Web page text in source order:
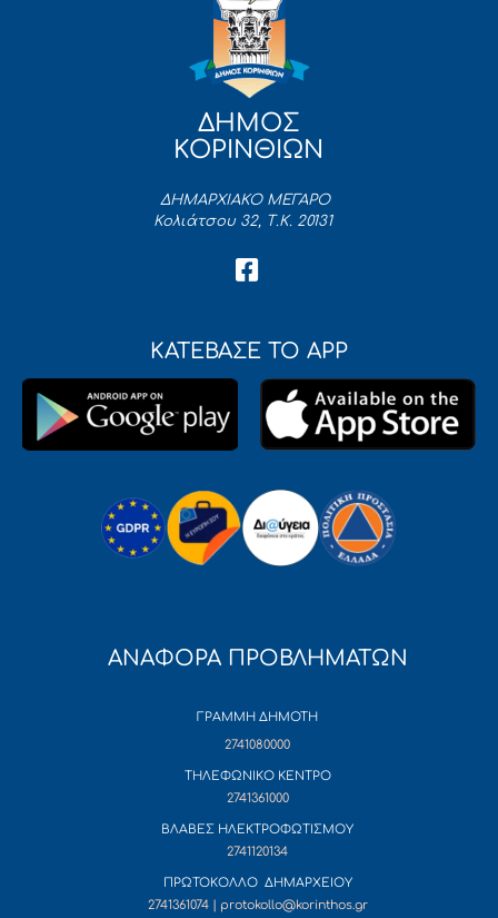
ΔΗΜΟΣ
ΚΟΡΙΝΘΙΩΝ
ΔΗΜΑΡΧΙΑΚΟ ΜΕΓΑΡΟ
Κολιάτσου 32, Τ.Κ. 20131
ΚΑΤΕΒΑΣΕ ΤΟ APP
ΑΝΑΦΟΡΑ ΠΡΟΒΛΗΜΑΤΩΝ
ΓΡΑΜΜΗ ΔΗΜΟΤΗ
2741080000
ΤΗΛΕΦΩΝΙΚΟ ΚΕΝΤΡΟ
2741361000
ΒΛΑΒΕΣ ΗΛΕΚΤΡΟΦΩΤΙΣΜΟΥ
2741120134
ΠΡΩΤΟΚΟΛΛΟ ΔΗΜΑΡΧΕΙΟΥ
2741361074 | protokollo@korinthos.gr